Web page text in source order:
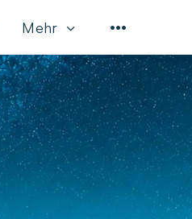
Mehr